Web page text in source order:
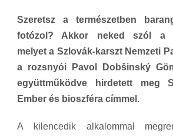
Szeretsz a természetben
fotózol? Akkor neked szól a
melyet a Szlovák-karszt Nemzeti
a rozsnyói Pavol Dobšinský
együttműködve hirdetett meg
Ember és bioszféra címmel.
A kilencedik alkalommal